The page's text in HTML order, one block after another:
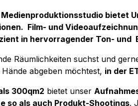
Medienproduktionsstudio bietet
Film- und
in hervorragender Ton-
Räumlichkeiten suchst und
abgeben möchtest, in der
300qm2 bietet unser
so als auch Produkt-Shootings.